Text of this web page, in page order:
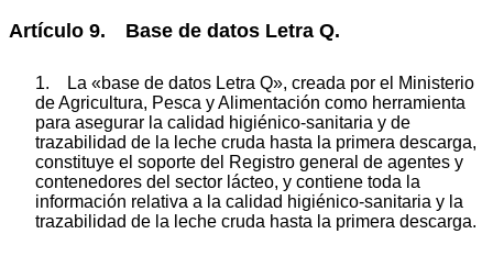
Artículo 9. Base de datos Letra Q.
1. La «base de datos Letra Q», creada por el Ministerio
de Agricultura, Pesca y Alimentación como herramienta
para asegurar la calidad higiénico-sanitaria y de
trazabilidad de la leche cruda hasta la primera descarga,
constituye el soporte del Registro general de agentes y
contenedores del sector lácteo, y contiene toda la
información relativa a la calidad higiénico-sanitaria y la
trazabilidad de la leche cruda hasta la primera descarga.